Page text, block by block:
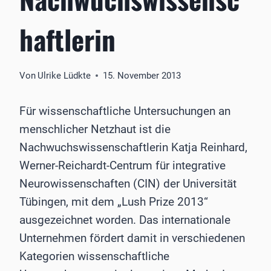
haftlerin
Von Ulrike Lüdkte 15. November 2013
Für wissenschaftliche Untersuchungen an
menschlicher Netzhaut ist die
Nachwuchswissenschaftlerin Katja Reinhard,
Werner-Reichardt-Centrum für integrative
Neurowissenschaften (CIN) der Universität
Tübingen, mit dem „Lush Prize 2013“
ausgezeichnet worden. Das internationale
Unternehmen fördert damit in verschiedenen
Kategorien wissenschaftliche